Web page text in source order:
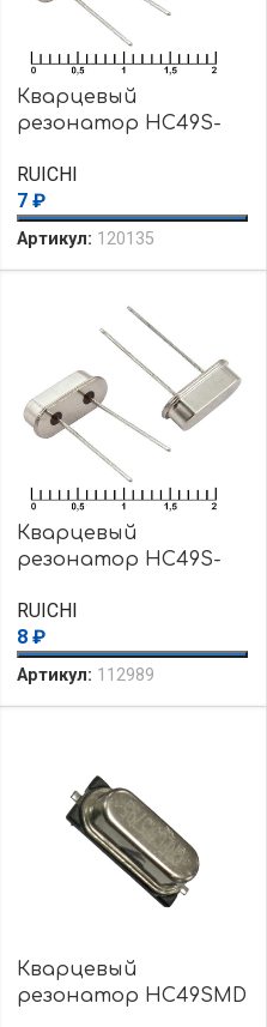
Кварцевый
резонатор HC49S-
RUICHI
7₽
Артикул: 120135
Кварцевый
резонатор HC49S-
RUICHI
8₽
Артикул: 112989
Кварцевый
резонатор HC49SMD